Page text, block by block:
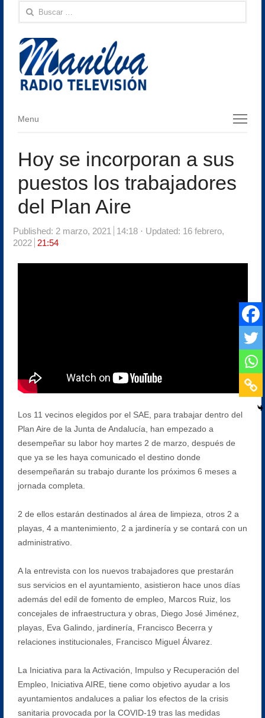
Buscar:
Menu
Menu
Hoy se incorporan a sus
puestos los trabajadores
del Plan Aire
Published: 2 marzo, 2021 14:18
Updated: 16 febrero,
2022
21:54
Los 11 vecinos elegidos por el SAE, para trabajar dentro del
Plan Aire de la Junta de Andalucía, han empezado a
desempeñar su labor hoy martes 2 de marzo, después de
que ya se les haya comunicado el destino donde
desempeñarán su trabajo durante los próximos 6 meses a
jornada completa.
2 de ellos estarán destinados al área de limpieza, otros 2 a
playas, 4 a mantenimiento, 2 a jardinería y se contará con un
administrativo.
A la entrevista con los nuevos trabajadores que prestarán
sus servicios en el ayuntamiento, asistieron hace unos días
además del edil de fomento de empleo, Marcos Ruiz, los
concejales de infraestructura y obras, Diego José Jiménez,
playas, Eva Galindo, jardinería, Francisco Becerra y
relaciones institucionales, Francisco Miguel Álvarez.
La Iniciativa para la Activación, Impulso y Recuperación del
Empleo, Iniciativa AIRE, tiene como objetivo ayudar a los
ayuntamientos andaluces a paliar los efectos de la crisis
sanitaria provocada por la COVID-19 tras las medidas